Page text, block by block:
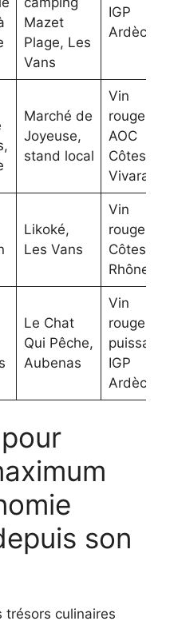
Mazet
Plage, Les
Vans
IGP
Ardèche
Marché de
Joyeuse,
stand local
Vin
rouge
AOC
Côtes du
Vivarais
Likoké,
Les Vans
Vin
rouge
Côtes du
Rhône
Le Chat
Qui Pêche,
Aubenas
Vin
rouge
puissant
IGP
Ardèche
son
trésors culinaires